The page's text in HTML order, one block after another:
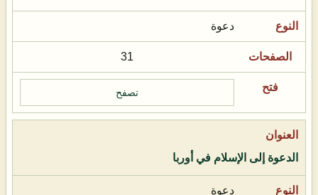
دعوة
31
تصفح
الدعوة إلى الإسلام في أوربا
دعوة